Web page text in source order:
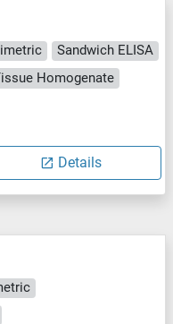
Sandwich ELISA
Homogenate
Details